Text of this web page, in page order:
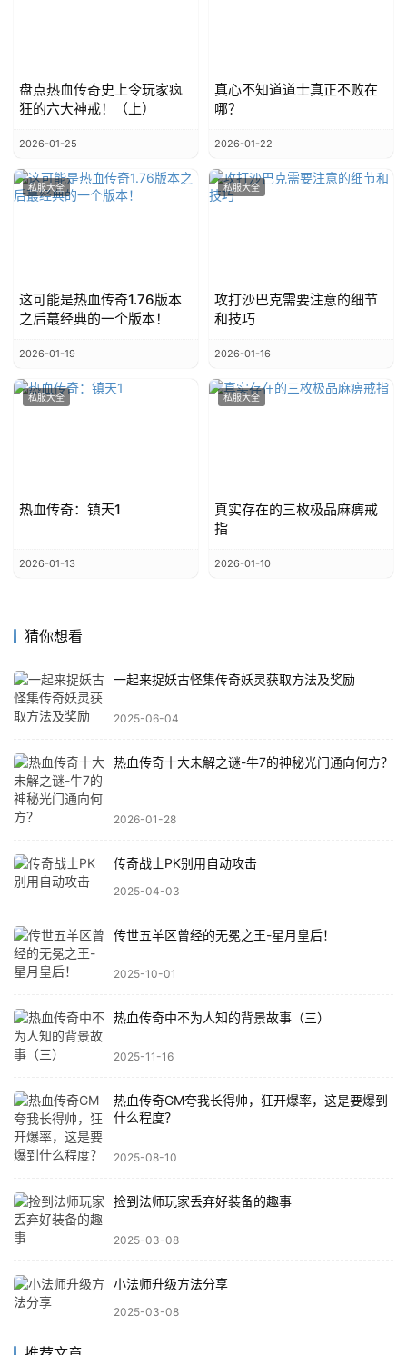
盘点热血传奇史上令玩家疯
狂的六大神戒！（上）
2026-01-25
真心不知道道士真正不败在
哪？
2026-01-22
私服大全
这可能是热血传奇1.76版本
之后蕞经典的一个版本！
2026-01-19
私服大全
攻打沙巴克需要注意的细节
和技巧
2026-01-16
私服大全
热血传奇：镇天1
2026-01-13
私服大全
真实存在的三枚极品麻痹戒
指
2026-01-10
猜你想看
一起来捉妖古怪集传奇妖灵获取方法及奖励
2025-06-04
热血传奇十大未解之谜-牛7的神秘光门通向何方？
2026-01-28
传奇战士PK别用自动攻击
2025-04-03
传世五羊区曾经的无冕之王-星月皇后！
2025-10-01
热血传奇中不为人知的背景故事（三）
2025-11-16
热血传奇GM夸我长得帅，狂开爆率，这是要爆到
什么程度？
2025-08-10
捡到法师玩家丢弃好装备的趣事
2025-03-08
小法师升级方法分享
2025-03-08